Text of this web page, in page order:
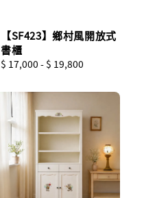
【SF423】鄉村風開放式
書櫃
Regular
$ 17,000 - $ 19,800